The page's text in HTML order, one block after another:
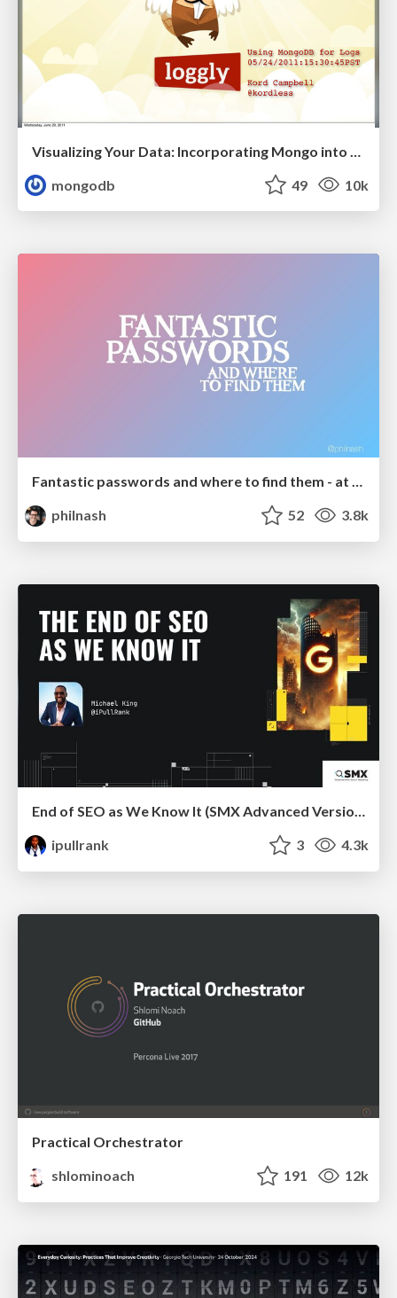
mongodb
49 10k
Fantastic passwords and where to find them - at NoRuKo
philnash
52 3.8k
End of SEO as We Know It (SMX Advanced Version)
ipullrank
3 4.3k
Practical Orchestrator
shlominoach
191 12k